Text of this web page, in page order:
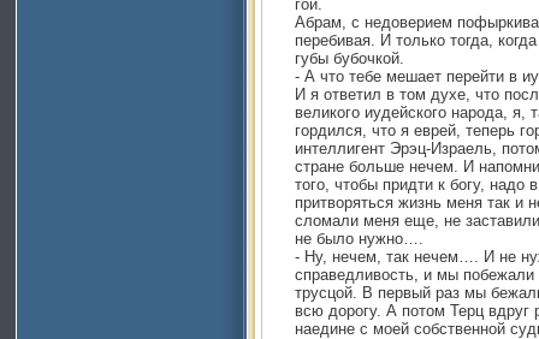
гой.
Абрам, с недоверием
перебивая. И только тогда,
губы бубочкой.
- А что тебе мешает перейти в
И я ответил в том духе, что
великого иудейского народа, я,
гордился, что я еврей, теперь
интеллигент Эрэц-Израель,
стране больше нечем. И
того, чтобы придти к богу, надо
притворяться жизнь меня так и
сломали меня еще, не
не было нужно….
- Ну, нечем, так нечем…. И не
справедливость, и мы
трусцой. В первый раз мы
всю дорогу. А потом Терц вдруг
наедине с моей собственной